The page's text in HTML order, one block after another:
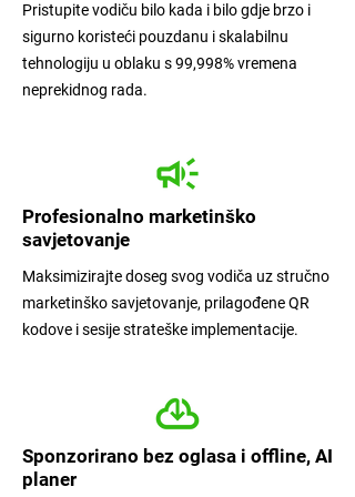
Pristupite vodiču bilo kada i bilo gdje brzo i
sigurno koristeći pouzdanu i skalabilnu
tehnologiju u oblaku s 99,998% vremena
neprekidnog rada.
Profesionalno marketinško
savjetovanje
Maksimizirajte doseg svog vodiča uz stručno
marketinško savjetovanje, prilagođene QR
kodove i sesije strateške implementacije.
Sponzorirano bez oglasa i offline, AI
planer